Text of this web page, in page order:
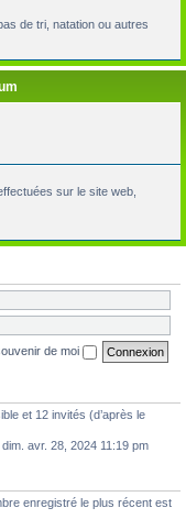
de tri, natation ou autres
sur le site web,
de moi
et 12 invités (d’après le
dim. avr. 28, 2024 11:19 pm
enregistré le plus récent est